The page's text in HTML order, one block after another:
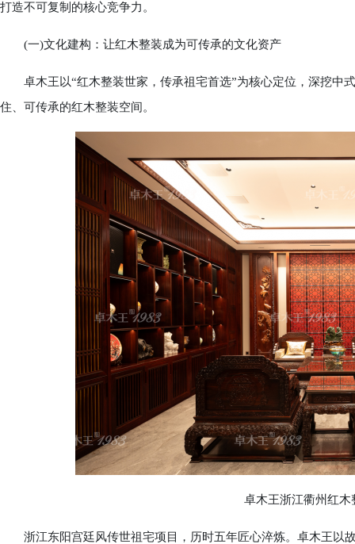
打造不可复制的核心竞争力。
(一)文化建构：让红木整装成为可传承的文化资产
卓木王以“红木整装世家，传承祖宅首选”为核心定位，深挖中
住、可传承的红木整装空间。
卓木王浙江衢州红木
浙江东阳宫廷风传世祖宅项目，历时五年匠心淬炼。卓木王以